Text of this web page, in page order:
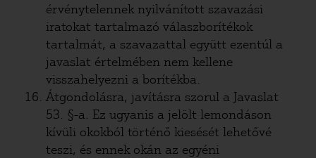
érvénytelennek nyilvánított szavazási
iratokat tartalmazó válaszborítékok
tartalmát, a szavazattal együtt ezentúl a
javaslat értelmében nem kellene
visszahelyezni a borítékba.
Átgondolásra, javításra szorul a Javaslat
53. §-a. Ez ugyanis a jelölt lemondáson
kívüli okokból történő kiesését lehetővé
teszi, és ennek okán az egyéni